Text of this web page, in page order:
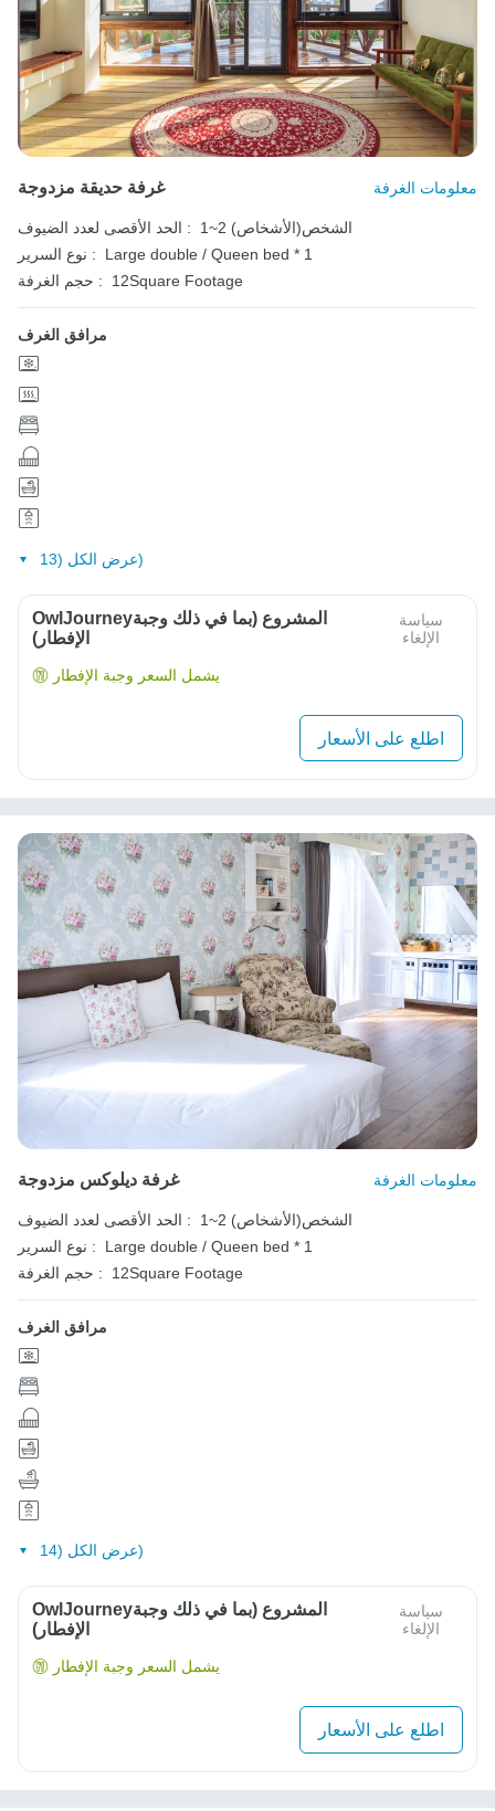
غرفة حديقة مزدوجة معلومات الغرفة
الحد الأقصى لعدد الضيوف :
1~2 الشخص(الأشخاص)
نوع السرير :
Large double / Queen bed * 1
حجم الغرفة :
12Square Footage
مرافق الغرف
عرض الكل (13)
OwlJourneyالمشروع (بما في ذلك وجبة
الإفطار)
سياسة
الإلغاء
يشمل السعر وجبة الإفطار
اطلع على الأسعار
غرفة ديلوكس مزدوجة معلومات الغرفة
الحد الأقصى لعدد الضيوف :
1~2 الشخص(الأشخاص)
نوع السرير :
Large double / Queen bed * 1
حجم الغرفة :
12Square Footage
مرافق الغرف
عرض الكل (14)
OwlJourneyالمشروع (بما في ذلك وجبة
الإفطار)
سياسة
الإلغاء
يشمل السعر وجبة الإفطار
اطلع على الأسعار